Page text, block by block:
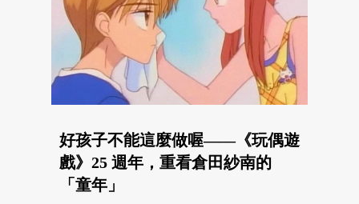
好孩子不能這麼做喔——《玩偶遊
戲》25 週年，重看倉田紗南的
「童年」